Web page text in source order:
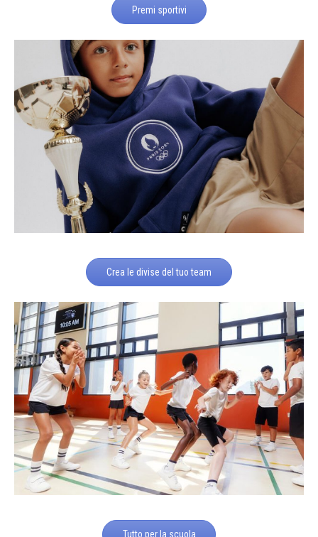
Premi sportivi
Crea le divise del tuo team
Tutto per la scuola